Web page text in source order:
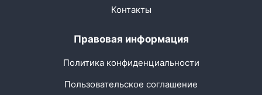
Контакты
Правовая информация
Политика конфиденциальности
Пользовательское соглашение